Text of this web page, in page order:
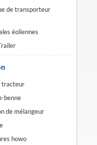
de transporteur
éoliennes
tracteur
benne
de mélangeur
howo